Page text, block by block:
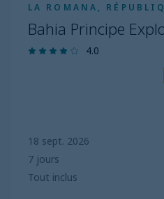
LA ROMANA,
Bahia Principe
4.0
18 sept. 2026
7 jours
Tout inclus